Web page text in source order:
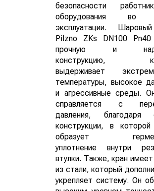
безопасности
оборудования во
эксплуатации.
Pilzno ZKs DN100
прочную и
конструкцию,
выдерживает
температуры, высокое
и агрессивные среды.
справляется с
давления, благодаря
конструкции, в
образует
уплотнение внутри
втулки. Также, кран имеет
из стали, который
укрепляет систему. Он